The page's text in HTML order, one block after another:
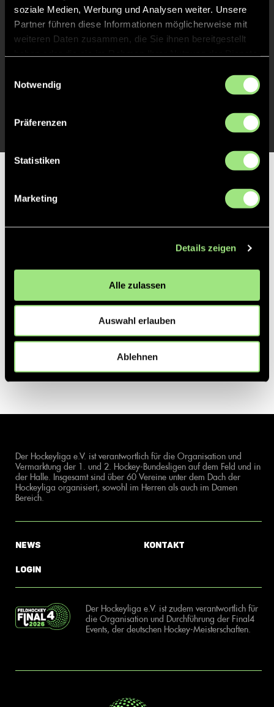
soziale Medien, Werbung und Analysen weiter. Unsere
Partner führen diese Informationen möglicherweise mit
weiteren Daten zusammen, die Sie ihnen bereitgestellt
Notwendig
Präferenzen
Statistiken
Marketing
Details zeigen
Alle zulassen
Auswahl erlauben
Ablehnen
Der Hockeyliga e.V. ist verantwortlich für die Organisation und
Vermarktung der 1. und 2. Hockey-Bundesligen auf dem Feld und in
der Halle. Insgesamt sind über 60 Vereine unter dem Dach der
Hockeyliga organisiert, sowohl im Herren als auch im Damen
Bereich.
News
Login
Kontakt
Der Hockeyliga e.V. ist zudem verantwortlich für
die Organisation und Durchführung der Final4
Events, der deutschen Hockey-Meisterschaften.